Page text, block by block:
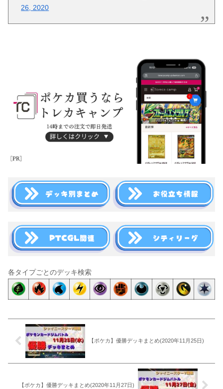
26, 2020
各タイプごとのデッキ検索
【ポケカ】優勝デッキまとめ(2020年11月25日)
【ポケカ】優勝デッキまとめ(2020年11月27日)